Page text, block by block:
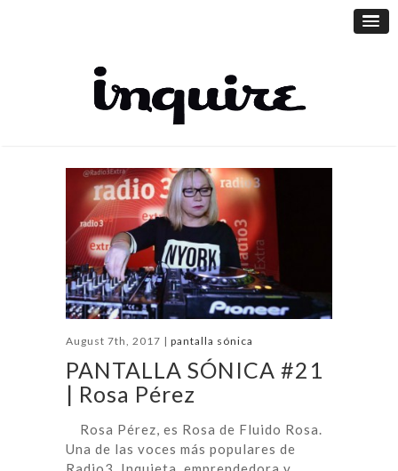
August 7th, 2017 | pantalla sónica
PANTALLA SÓNICA #21
| Rosa Pérez
Rosa Pérez, es Rosa de Fluido Rosa.
Una de las voces más populares de